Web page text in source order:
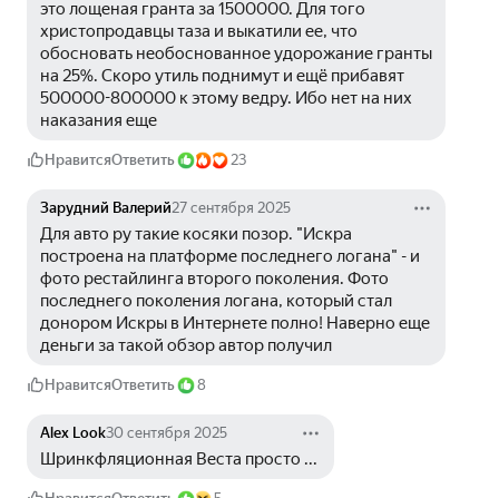
это лощеная гранта за 1500000. Для того
христопродавцы таза и выкатили ее, что
обосновать необоснованное удорожание гранты
на 25%. Скоро утиль поднимут и ещё прибавят
500000-800000 к этому ведру. Ибо нет на них
наказания еще
НравитсяОтветить 23
Зарудний Валерий27 сентября 2025
Для авто ру такие косяки позор. "Искра
построена на платформе последнего логана" - и
фото рестайлинга второго поколения. Фото
последнего поколения логана, который стал
донором Искры в Интернете полно! Наверно еще
деньги за такой обзор автор получил
НравитсяОтветить 8
Alex Look30 сентября 2025
Шринкфляционная Веста просто ...